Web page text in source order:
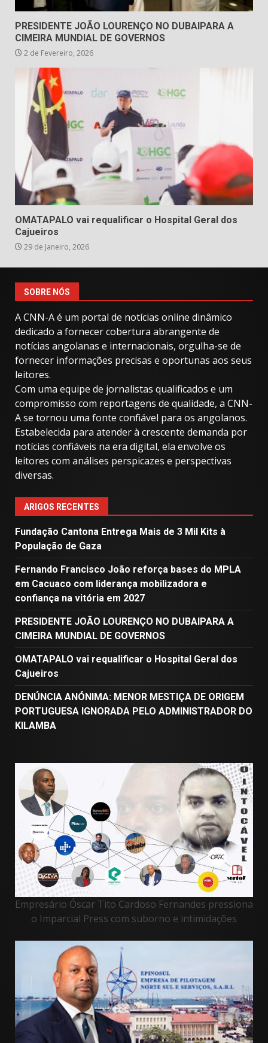
PRESIDENTE JOÃO LOURENÇO NO DUBAIPARA A
CIMEIRA MUNDIAL DE GOVERNOS
2 de Fevereiro, 2026
OMATAPALO vai requalificar o Hospital Geral dos
Cajueiros
29 de Janeiro, 2026
SOBRE NÓS
A CNN-A é um portal de notícias online dinâmico
dedicado a fornecer cobertura abrangente de
notícias angolanas e internacionais, orgulha-se de
fornecer informações precisas e oportunas aos seus
leitores.
Com uma equipe de jornalistas qualificados e um
compromisso com reportagens de qualidade, a CNN-
A se tornou uma fonte confiável para os angolanos.
Estabelecida para atender à crescente demanda por
notícias confiáveis ​​na era digital, ela envolve os
leitores com análises perspicazes e perspectivas
diversas.
ARIGOS RECENTES
Fundação Cantona Entrega Mais de 3 Mil Kits à
População de Gaza
Fernando Francisco João reforça bases do MPLA
em Cacuaco com liderança mobilizadora e
confiança na vitória em 2027
PRESIDENTE JOÃO LOURENÇO NO DUBAIPARA A
CIMEIRA MUNDIAL DE GOVERNOS
OMATAPALO vai requalificar o Hospital Geral dos
Cajueiros
DENÚNCIA ANÓNIMA: MENOR MESTIÇA DE ORIGEM
PORTUGUESA IGNORADA PELO ADMINISTRADOR DO
KILAMBA
Empresário Óscar Tito Cardoso Fernandes pressiona
o Imparcial Press com suborno e intimidações